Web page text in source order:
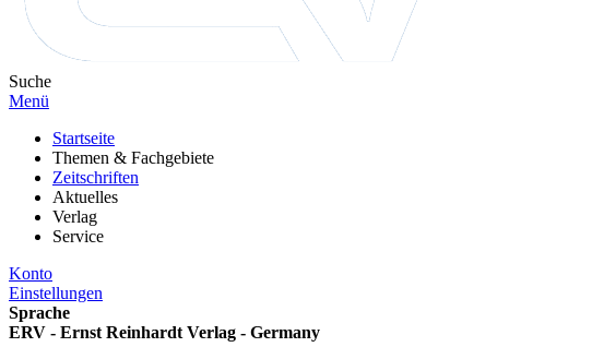
Suche
Menü
Startseite
Themen & Fachgebiete
Zeitschriften
Aktuelles
Verlag
Service
Konto
Einstellungen
Sprache
ERV - Ernst Reinhardt Verlag - Germany